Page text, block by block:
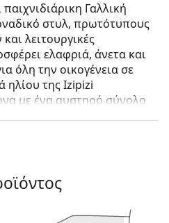
Γαλλική
στυλ, πρωτότυπους
λειτουργικές
ελαφριά, άνετα και
όλη την οικογένεια σε
ηλίου της Izipizi
με ένα αυστηρό σύνολο
δεν περιλαμβάνει BPA
να προσδιορίσετε το
σύμφωνα με το
τα παιδικά γυαλιά.
Road
είναι unisex